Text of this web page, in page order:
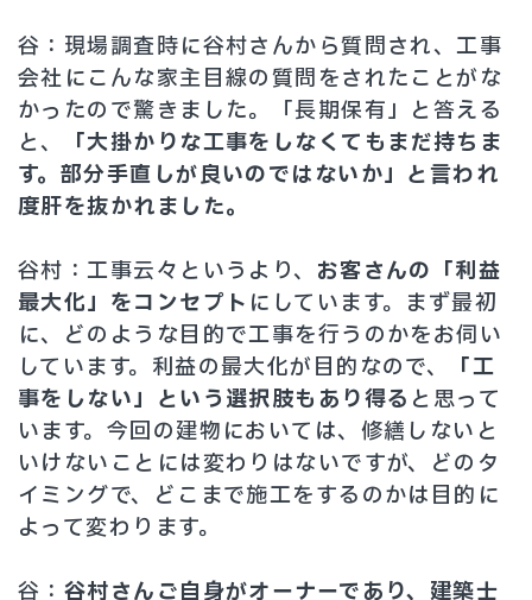
谷：現場調査時に谷村さんから質問され、工事
会社にこんな家主目線の質問をされたことがな
かったので驚きました。「長期保有」と答える
と、
「大掛かりな工事をしなくてもまだ持ちま
す。部分手直しが良いのではないか」と言われ
度肝を抜かれました。
谷村：工事云々というより、 お客さんの「利益
最大化」をコンセプト にしています。まず最初
に、どのような目的で工事を行うのかをお伺い
しています。利益の最大化が目的なので、
「工
事をしない」という選択肢もあり得る と思って
います。今回の建物においては、修繕しないと
いけないことには変わりはないですが、どのタ
イミングで、どこまで施工をするのかは目的に
よって変わります。
谷： 谷村さんご自身がオーナーであり、建築士